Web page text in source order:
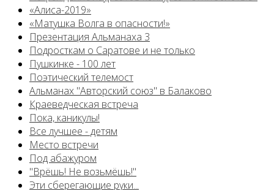
«Алиса-2019»
«Матушка Волга в опасности!»
Презентация Альманаха 3
Подросткам о Саратове и не только
Пушкинке - 100 лет
Поэтический телемост
Альманах "Авторский союз" в Балаково
Краеведческая встреча
Пока, каникулы!
Все лучшее - детям
Место встречи
Под абажуром
"Врёшь! Не возьмёшь!"
Эти сберегающие руки...